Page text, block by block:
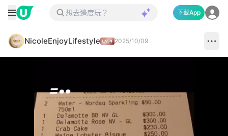
下載App
NicoleEnjoyLifestyle 2025/10/09